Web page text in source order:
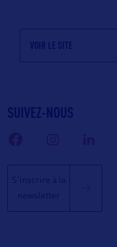
VOIR LE SITE
SUIVEZ-NOUS
S'inscrire à la
newsletter